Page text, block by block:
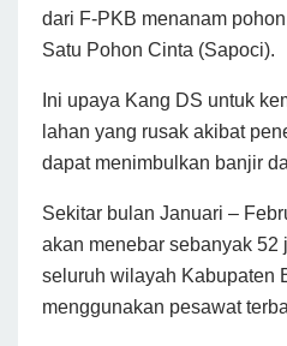
dari F-PKB menanam
Satu Pohon Cinta (Sapoci).
Ini upaya Kang DS untuk
lahan yang rusak akibat
dapat menimbulkan banjir
Sekitar bulan Januari –
akan menebar sebanyak 52
seluruh wilayah Kabupaten
menggunakan pesawat